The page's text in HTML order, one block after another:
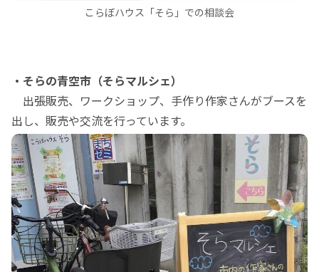
こらぼハウス「そら」での相談会
・そらの青空市（そらマルシェ）
出張販売、ワークショップ、手作り作家さんがブースを
出し、販売や交流を行っています。